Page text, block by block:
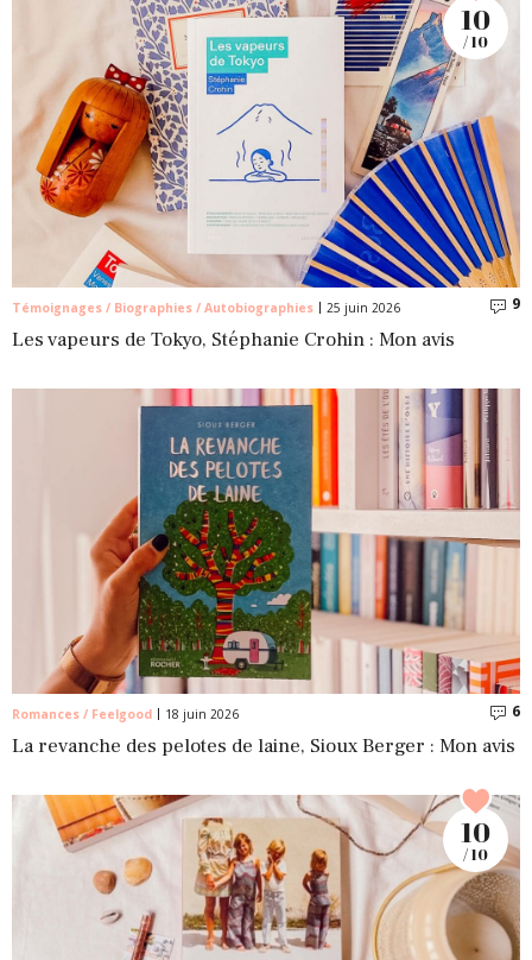
Témoignages / Biographies / Autobiographies 25 juin 2026 9
Les vapeurs de Tokyo, Stéphanie Crohin : Mon avis
10
/ 10
Romances / Feelgood 18 juin 2026 6
La revanche des pelotes de laine, Sioux Berger : Mon avis
10
/ 10